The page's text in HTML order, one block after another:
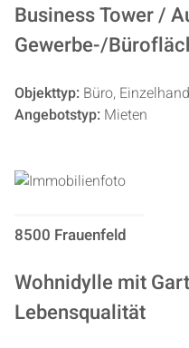
Business Tower /
Gewerbe-/
Objekttyp: Büro,
Angebotstyp: Mieten
8500 Frauenfeld
Wohnidylle mit
Lebensqualität